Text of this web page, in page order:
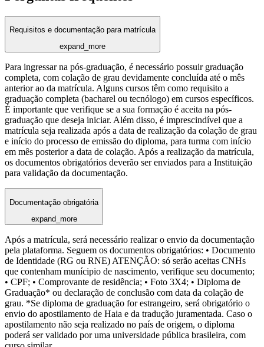
Requisitos e documentação para matrícula
expand_more
Para ingressar na pós-graduação, é necessário possuir graduação
completa, com colação de grau devidamente concluída até o mês
anterior ao da matrícula. Alguns cursos têm como requisito a
graduação completa (bacharel ou tecnólogo) em cursos específicos.
É importante que verifique se a sua formação é aceita na pós-
graduação que deseja iniciar. Além disso, é imprescindível que a
matrícula seja realizada após a data de realização da colação de grau
e início do processo de emissão do diploma, para turma com início
em mês posterior a data de colação. Após a realização da matrícula,
os documentos obrigatórios deverão ser enviados para a Instituição
para validação da documentação.
Documentação obrigatória
expand_more
Após a matrícula, será necessário realizar o envio da documentação
pela plataforma. Seguem os documentos obrigatórios: • Documento
de Identidade (RG ou RNE) ATENÇÃO: só serão aceitas CNHs
que contenham munícipio de nascimento, verifique seu documento;
• CPF; • Comprovante de residência; • Foto 3X4; • Diploma de
Graduação* ou declaração de conclusão com data da colação de
grau. *Se diploma de graduação for estrangeiro, será obrigatório o
envio do apostilamento de Haia e da tradução juramentada. Caso o
apostilamento não seja realizado no país de origem, o diploma
poderá ser validado por uma universidade pública brasileira, com